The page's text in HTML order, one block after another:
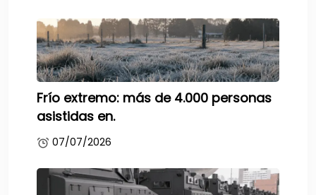
Frío extremo: más de 4.000 personas
asistidas en.
07/07/2026